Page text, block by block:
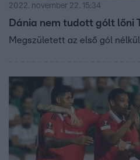
2022. november 22. 15:34
Dánia nem tudott gólt lőni
Megszületett az első gól